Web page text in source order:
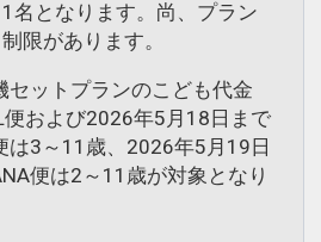
名となります。尚、プラン
限があります。
セットプランのこども代金
便および2026年5月18日まで
は3～11歳、2026年5月19日
便は2～11歳が対象となり